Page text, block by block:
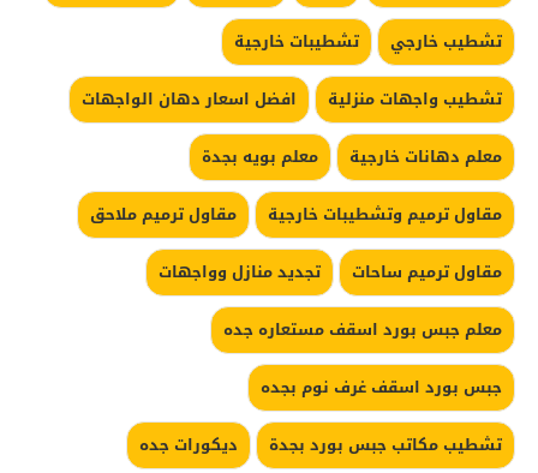
تشطيب خارجي
تشطيبات خارجية
تشطيب واجهات منزلية
افضل اسعار دهان الواجهات
معلم دهانات خارجية
معلم بويه بجدة
مقاول ترميم وتشطيبات خارجية
مقاول ترميم ملاحق
مقاول ترميم ساحات
تجديد منازل وواجهات
معلم جبس بورد اسقف مستعاره جده
جبس بورد اسقف غرف نوم بجده
تشطيب مكاتب جبس بورد بجدة
ديكورات جده